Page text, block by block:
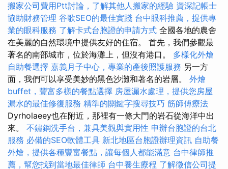
搬家公司費用Ptt討論，了解其他人搬家的經驗 資深記帳士
協助財務管理 谷歌SEO的最佳實踐 台中眼科推薦，提供專
業的眼科服務 了解卡式台胞證的申請方式 全國各地的農舍
在美麗的自然環境中提供友好的住宿。 首先，我們參觀最
著名的南部城市，位於海灘上，但沒有港口。 多樣化外燴
自助餐選擇 嘉義月子中心，專業的產後照護服務 另一方
面，我們可以享受美妙的黑色沙灘和著名的岩層。 外燴
buffet，豐富多樣的餐點選擇 房屋漏水處理，提供您房屋
漏水的最佳修復服務 精準的關鍵字搜尋技巧 筋師傅療法
Dyrholaeey也在附近，那裡有一條大門的岩石從海洋中出
來。 不鏽鋼洗手台，兼具美觀與實用性 申辦台胞證的台北
服務 必備的SEO軟體工具 新北地區台胞證辦理資訊 自助餐
外燴，提供各種豐富餐點，讓每個人都能滿意 台中律師推
薦，幫您找到當地最佳律師 台中養生療程 了解徵信公司提